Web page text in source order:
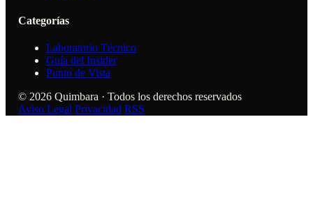
Categorías
Laboratorio Técnico
Guía del Insider
Punto de Vista
© 2026 Quimbara · Todos los derechos reservados
Aviso Legal Privacidad RSS